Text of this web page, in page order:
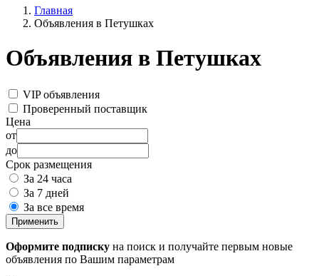
Главная
Объявления в Петушках
Объявления в Петушках
VIP объявления
Проверенный поставщик
Цена
от
до
Срок размещения
За 24 часа
За 7 дней
За все время
Применить
Оформите подписку на поиск и получайте первым новые
объявления по Вашим параметрам